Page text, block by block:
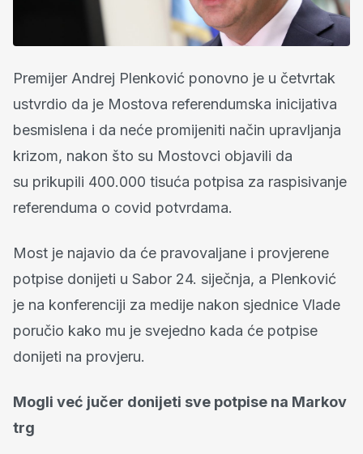
Premijer Andrej Plenković ponovno je u četvrtak
ustvrdio da je Mostova referendumska inicijativa
besmislena i da neće promijeniti način upravljanja
krizom, nakon što su Mostovci objavili da
su prikupili 400.000 tisuća potpisa za raspisivanje
referenduma o covid potvrdama.
Most je najavio da će pravovaljane i provjerene
potpise donijeti u Sabor 24. siječnja, a Plenković
je na konferenciji za medije nakon sjednice Vlade
poručio kako mu je svejedno kada će potpise
donijeti na provjeru.
Mogli već jučer donijeti sve potpise na Markov
trg